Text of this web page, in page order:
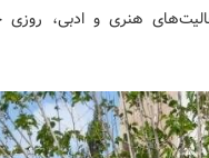
هنری و ادبی، روزی